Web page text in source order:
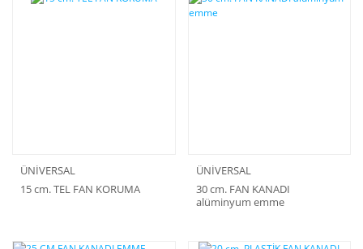
ÜNİVERSAL
15 cm. TEL FAN KORUMA
ÜNİVERSAL
30 cm. FAN KANADI
alüminyum emme